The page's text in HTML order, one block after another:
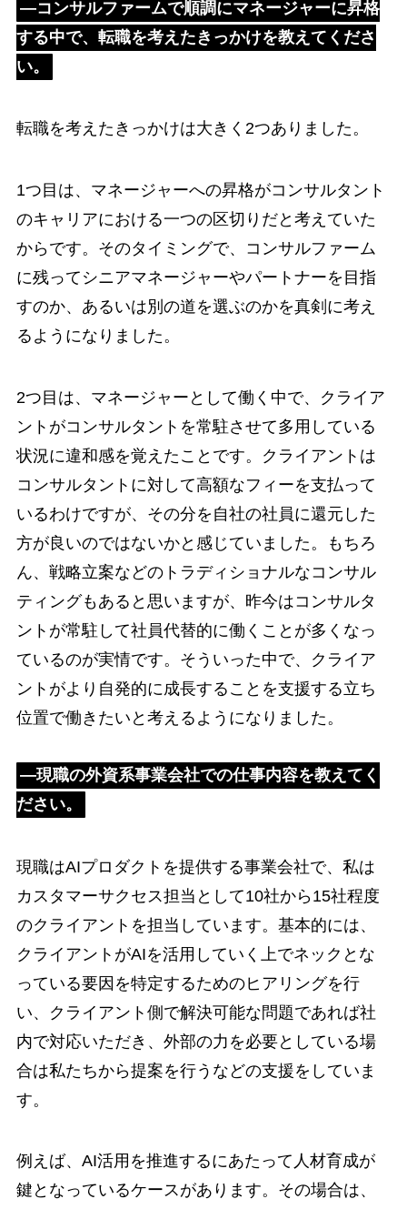
―コンサルファームで順調にマネージャーに昇格
する中で、転職を考えたきっかけを教えてくださ
い。
転職を考えたきっかけは大きく2つありました。
1つ目は、マネージャーへの昇格がコンサルタント
のキャリアにおける一つの区切りだと考えていた
からです。そのタイミングで、コンサルファーム
に残ってシニアマネージャーやパートナーを目指
すのか、あるいは別の道を選ぶのかを真剣に考え
るようになりました。
2つ目は、マネージャーとして働く中で、クライア
ントがコンサルタントを常駐させて多用している
状況に違和感を覚えたことです。クライアントは
コンサルタントに対して高額なフィーを支払って
いるわけですが、その分を自社の社員に還元した
方が良いのではないかと感じていました。もちろ
ん、戦略立案などのトラディショナルなコンサル
ティングもあると思いますが、昨今はコンサルタ
ントが常駐して社員代替的に働くことが多くなっ
ているのが実情です。そういった中で、クライア
ントがより自発的に成長することを支援する立ち
位置で働きたいと考えるようになりました。
―現職の外資系事業会社での仕事内容を教えてく
ださい。
現職はAIプロダクトを提供する事業会社で、私は
カスタマーサクセス担当として10社から15社程度
のクライアントを担当しています。基本的には、
クライアントがAIを活用していく上でネックとな
っている要因を特定するためのヒアリングを行
い、クライアント側で解決可能な問題であれば社
内で対応いただき、外部の力を必要としている場
合は私たちから提案を行うなどの支援をしていま
す。
例えば、AI活用を推進するにあたって人材育成が
鍵となっているケースがあります。その場合は、